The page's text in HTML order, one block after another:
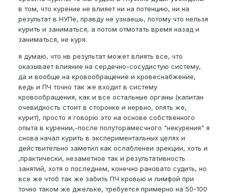
в том, что курение не влияет ни на потенцию, ни на
результат в НУПе, правду не узнаешь, потому что нельзя
курить и заниматься, а потом отмотать время назад и
заниматься, не куря.
я думаю, что нв результат может влиять все, что
оказывает влияние на сердечно-сосудистую систему,
да и вообще на кровообращение и кровеснабжение,
ведь и ПЧ точно так же входит в систему
кровообращения, как и все остальные органы (капитан
очевидность стоит в сторонке и нервно, опять же,
курит), просто я говорю это на основе собственного
опыта в курении,-после полуторамесчного "некурения" я
снова начал курить в экспериментальных целях и
действительно заметил как ослабленеи эрекции, хоть и
,практически, незаметное так и результативность
занятий, хотя о последнем, конечно рановато судить, но
все же чтоб так же забить ПЧ кровью и лимфой при
точно таком же джельке, требуется примерно на 50-100